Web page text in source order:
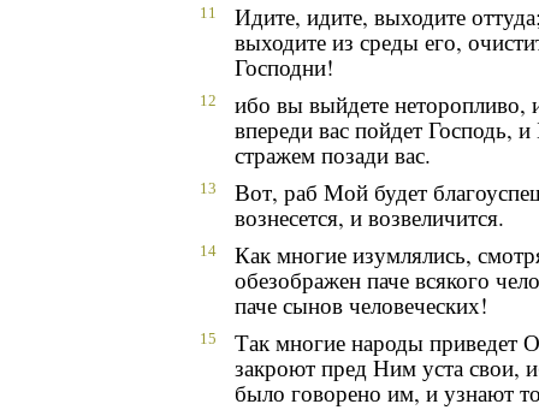
11
Идите, идите, выходите
выходите из среды его,
Господни!
12
ибо вы выйдете неторопливо,
впереди вас пойдет Господь,
стражем позади вас.
13
Вот, раб Мой будет
вознесется, и возвеличится.
14
Как многие изумлялись,
обезображен паче всякого
паче сынов человеческих!
15
Так многие народы приведет
закроют пред Ним уста свои,
было говорено им, и узнают